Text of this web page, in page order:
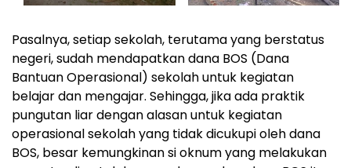
Pasalnya, setiap sekolah, terutama yang berstatus
negeri, sudah mendapatkan dana BOS (Dana
Bantuan Operasional) sekolah untuk kegiatan
belajar dan mengajar. Sehingga, jika ada praktik
pungutan liar dengan alasan untuk kegiatan
operasional sekolah yang tidak dicukupi oleh dana
BOS, besar kemungkinan si oknum yang melakukan